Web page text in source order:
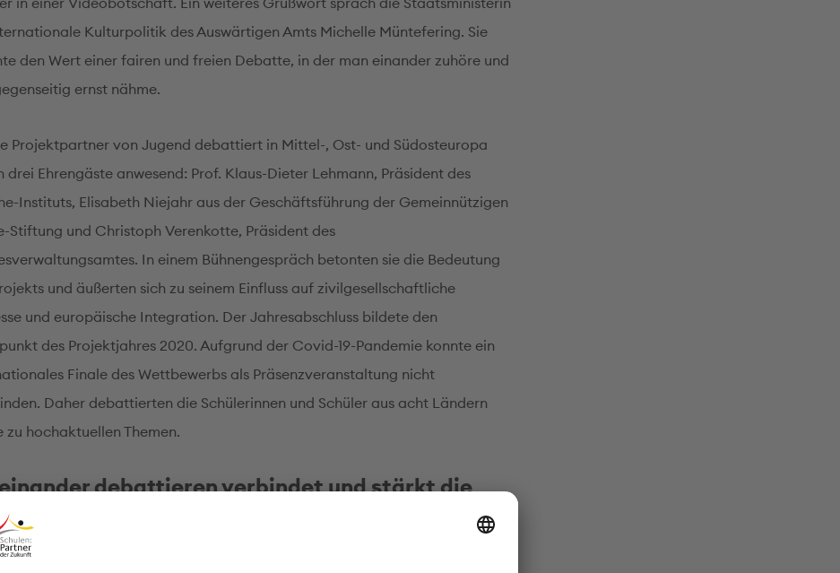
Kulturpolitik des Auswärtigen Amts Michelle Müntefering. Sie
den Wert einer fairen und freien Debatte, in der man einander zuhöre und
ernst nähme.
Projektpartner von Jugend debattiert in Mittel-, Ost- und Südosteuropa
drei Ehrengäste anwesend: Prof. Klaus-Dieter Lehmann, Präsident des
Instituts, Elisabeth Niejahr aus der Geschäftsführung der Gemeinnützigen
Stiftung und Christoph Verenkotte, Präsident des
In einem Bühnengespräch betonten sie die Bedeutung
und äußerten sich zu seinem Einfluss auf zivilgesellschaftliche
und europäische Integration. Der Jahresabschluss bildete den
des Projektjahres 2020. Aufgrund der Covid-19-Pandemie konnte ein
Finale des Wettbewerbs als Präsenzveranstaltung nicht
Daher debattierten die Schülerinnen und Schüler aus acht Ländern
zu hochaktuellen Themen.
debattieren verbindet und stärkt die
Streitfrage „Soll bei Wahlen zum Europäischen Parlament eine